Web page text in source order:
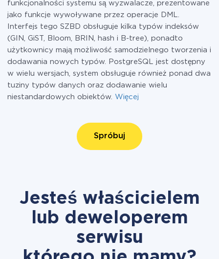
funkcjonalności systemu są wyzwalacze, prezentowane
jako funkcje wywoływane przez operacje DML.
Interfejs tego SZBD obsługuje kilka typów indeksów
(GIN, GiST, Bloom, BRIN, hash i B-tree), ponadto
użytkownicy mają możliwość samodzielnego tworzenia i
dodawania nowych typów. PostgreSQL jest dostępny
w wielu wersjach, system obsługuje również ponad dwa
tuziny typów danych oraz dodawanie wielu
niestandardowych obiektów. Więcej
Spróbuj
Jesteś właścicielem
lub deweloperem
serwisu